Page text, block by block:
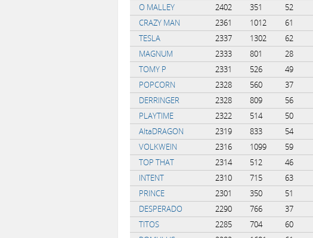
O MALLEY
2402 351 52
CRAZY MAN
2361 1012 61
TESLA
2337 1302 62
MAGNUM
2333 801 28
TOMY P
2331 526 49
POPCORN
2328 560 37
DERRINGER
2328 809 56
PLAYTIME
2322 514 50
AltaDRAGON
2319 833 54
VOLKWEIN
2316 1099 59
TOP THAT
2314 512 46
INTENT
2310 715 63
PRINCE
2301 350 51
DESPERADO
2290 766 37
TITOS
2285 704 60